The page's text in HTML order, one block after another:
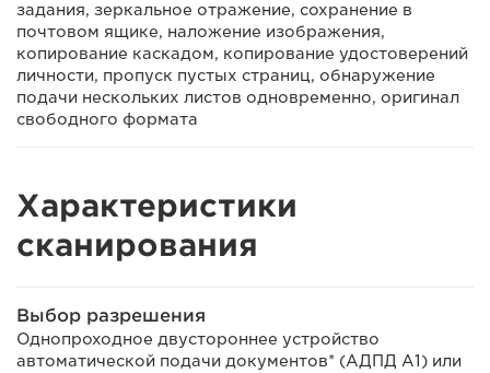
задания, зеркальное отражение, сохранение в
почтовом ящике, наложение изображения,
копирование каскадом, копирование удостоверений
личности, пропуск пустых страниц, обнаружение
подачи нескольких листов одновременно, оригинал
свободного формата
Характеристики
сканирования
Выбор разрешения
Однопроходное двустороннее устройство
автоматической подачи документов* (АДПД A1) или